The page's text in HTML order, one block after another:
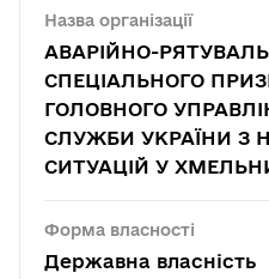
Назва організації
АВАРІЙНО-
СПЕЦІАЛЬНОГО
ГОЛОВНОГО
СЛУЖБИ УКРАЇНИ З
СИТУАЦІЙ У
Форма власності
Державна власність